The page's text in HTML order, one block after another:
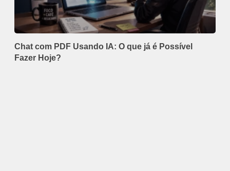
Chat com PDF Usando IA: O que já é Possível
Fazer Hoje?